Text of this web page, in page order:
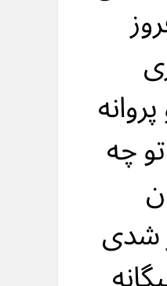
چه
شدی